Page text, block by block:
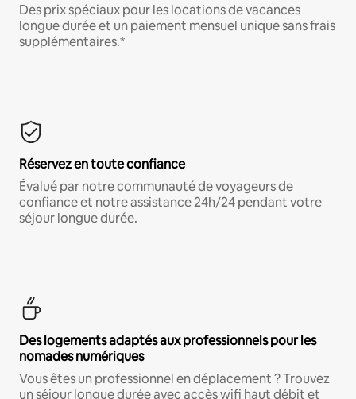
Des prix spéciaux pour les locations de vacances
longue durée et un paiement mensuel unique sans frais
supplémentaires.*
Réservez en toute confiance
Évalué par notre communauté de voyageurs de
confiance et notre assistance 24h/24 pendant votre
séjour longue durée.
Des logements adaptés aux professionnels pour les
nomades numériques
Vous êtes un professionnel en déplacement ? Trouvez
un séjour longue durée avec accès wifi haut débit et